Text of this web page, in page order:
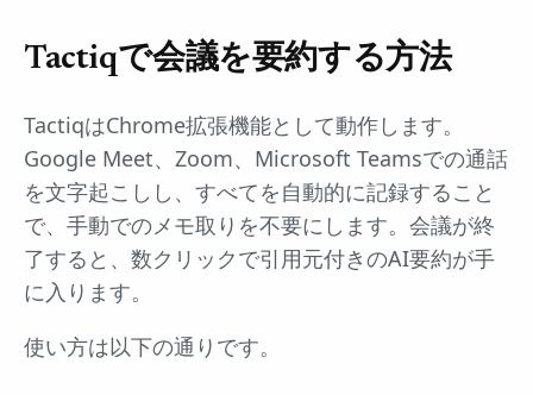
Tactiqで会議を要約する方法
TactiqはChrome拡張機能として動作します。
Google Meet、Zoom、Microsoft Teamsでの通話
を文字起こしし、すべてを自動的に記録すること
で、手動でのメモ取りを不要にします。会議が終
了すると、数クリックで引用元付きのAI要約が手
に入ります。
使い方は以下の通りです。